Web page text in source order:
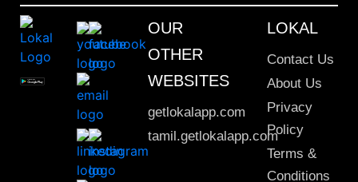
OUR
OTHER
WEBSITES
getlokalapp.com
tamil.getlokalapp.com
LOKAL
Contact Us
About Us
Privacy
Policy
Terms &
Conditions